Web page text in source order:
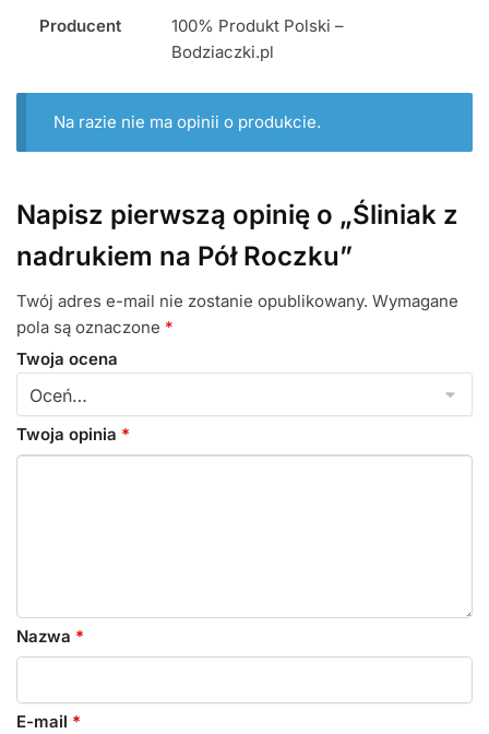
Producent
100% Produkt Polski –
Bodziaczki.pl
Na razie nie ma opinii o produkcie.
Napisz pierwszą opinię o „Śliniak z
nadrukiem na Pół Roczku”
Twój adres e-mail nie zostanie opublikowany. Wymagane
pola są oznaczone *
Twoja ocena
Twoja opinia *
Nazwa *
E-mail *